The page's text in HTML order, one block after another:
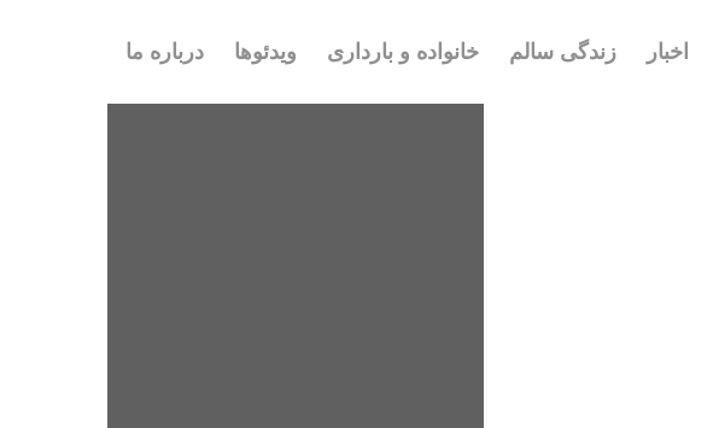
اخبار زندگی سالم خانواده و بارداری ویدئوها درباره ما